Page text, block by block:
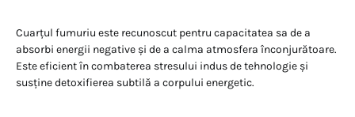
Cuarțul fumuriu este recunoscut pentru capacitatea sa de a
absorbi energii negative și de a calma atmosfera înconjurătoare.
Este eficient în combaterea stresului indus de tehnologie și
susține detoxifierea subtilă a corpului energetic.